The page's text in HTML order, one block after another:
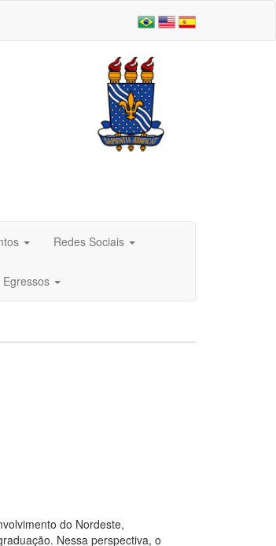
Redes Sociais
Egressos
do Nordeste,
Nessa perspectiva, o